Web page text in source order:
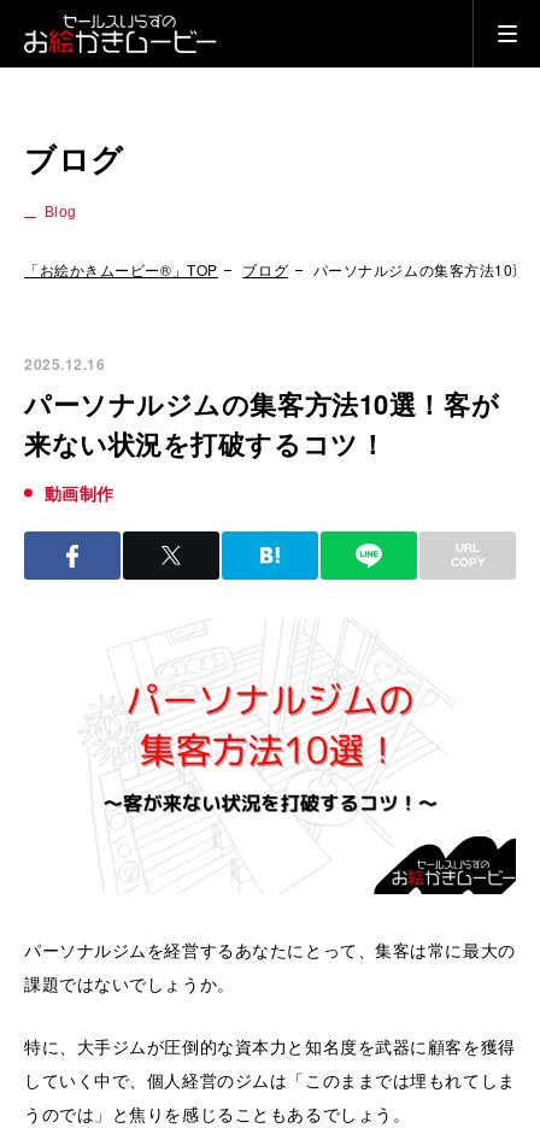
ブログ
Blog
「お絵かきムービー®」TOP ブログ パーソナルジムの集客方法10選
2025.12.16
パーソナルジムの集客方法10選！客が
来ない状況を打破するコツ！
動画制作
URL
COPY
パーソナルジムを経営するあなたにとって、集客は常に最大の
課題ではないでしょうか。
特に、大手ジムが圧倒的な資本力と知名度を武器に顧客を獲得
していく中で、個人経営のジムは「このままでは埋もれてしま
うのでは」と焦りを感じることもあるでしょう。